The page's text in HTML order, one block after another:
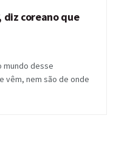
diz coreano que
mundo desse
vêm, nem são de onde